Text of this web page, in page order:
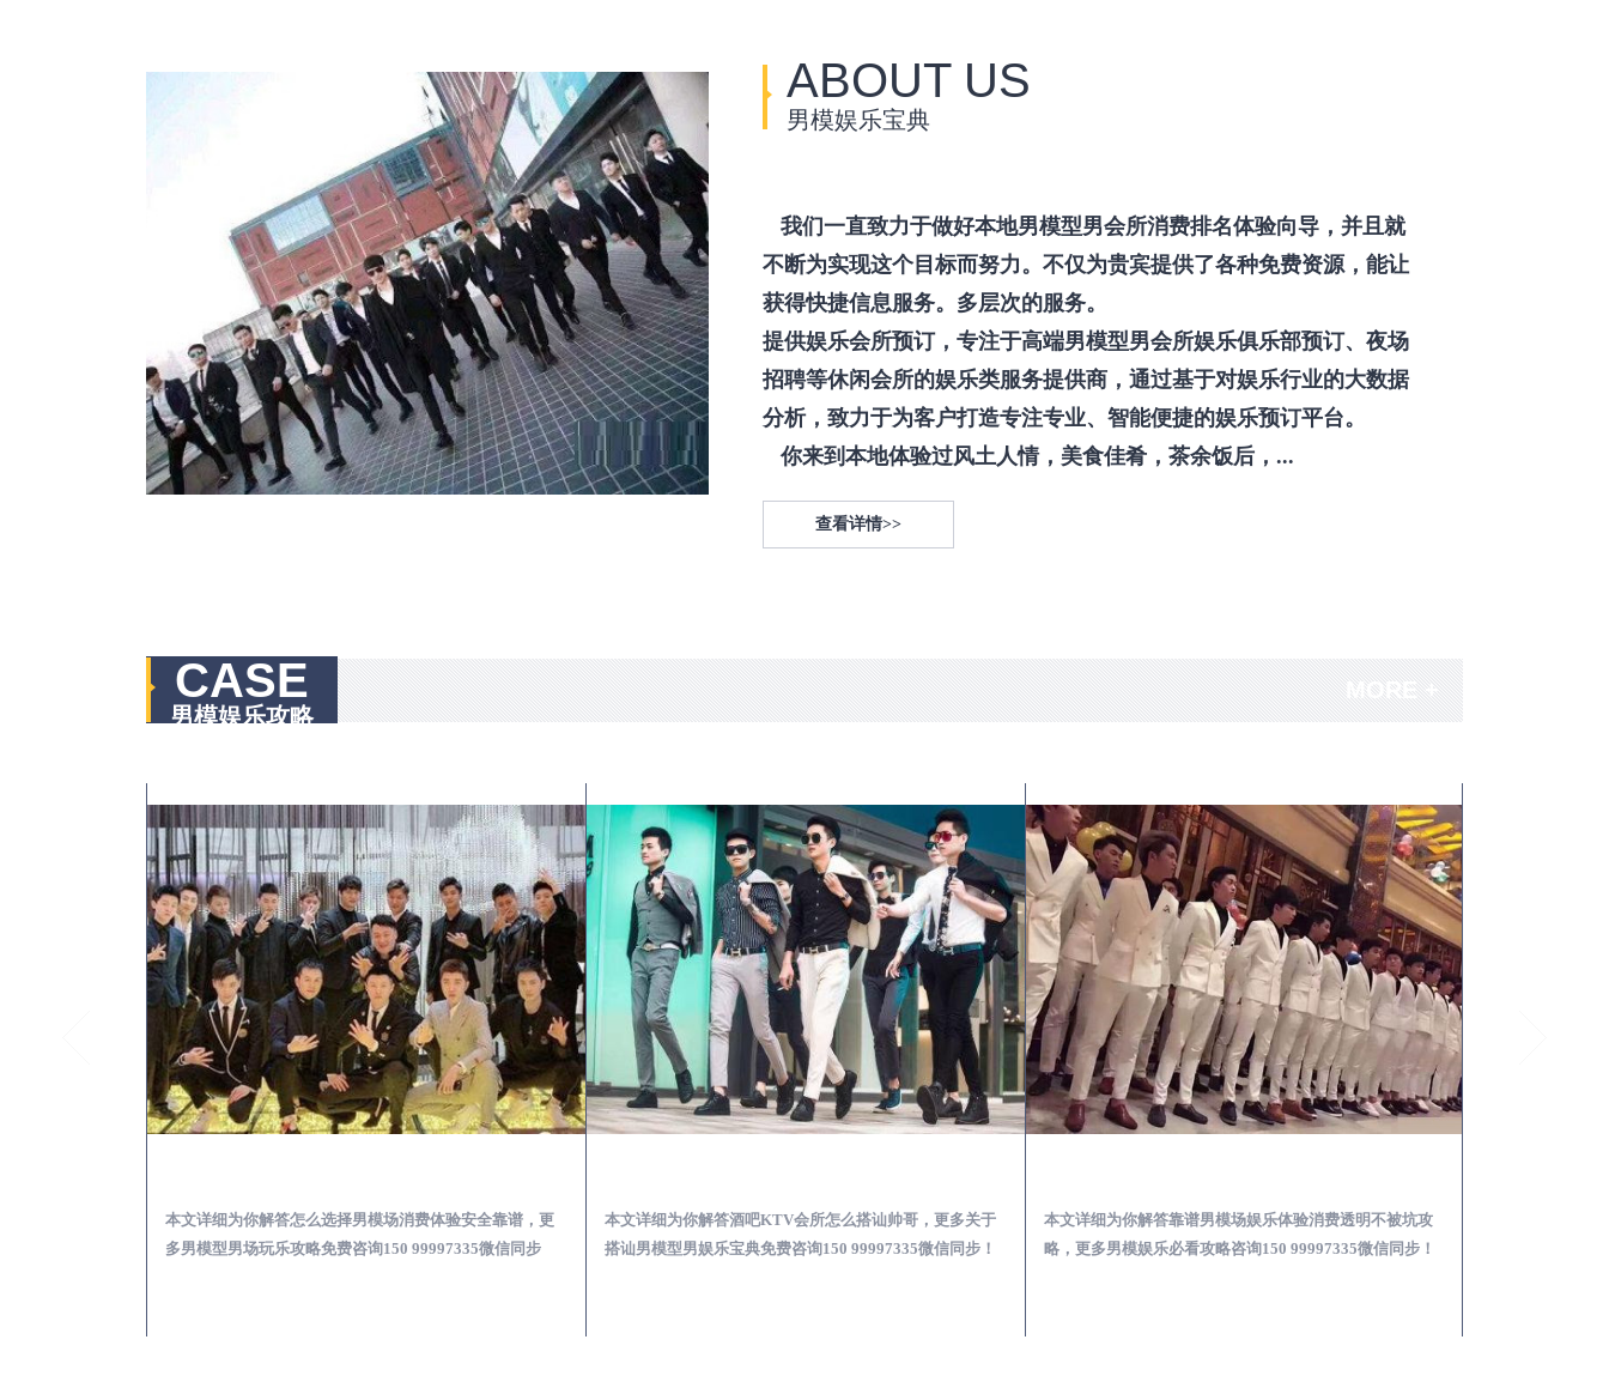
ABOUT US
男模娱乐宝典
我们一直致力于做好本地男模型男会所消费排名体验向导，并且就
不断为实现这个目标而努力。不仅为贵宾提供了各种免费资源，能让
获得快捷信息服务。多层次的服务。
提供娱乐会所预订，专注于高端男模型男会所娱乐俱乐部预订、夜场
招聘等休闲会所的娱乐类服务提供商，通过基于对娱乐行业的大数据
分析，致力于为客户打造专注专业、智能便捷的娱乐预订平台。
你来到本地体验过风土人情，美食佳肴，茶余饭后，...
查看详情>>
CASE
男模娱乐攻略
本文详细为你解答怎么选择男模场消费体验安全靠谱，更
多男模型男场玩乐攻略免费咨询150 99997335微信同步
本文详细为你解答酒吧KTV会所怎么搭讪帅哥，更多关于
搭讪男模型男娱乐宝典免费咨询150 99997335微信同步！
本文详细为你解答靠谱男模场娱乐体验消费透明不被坑攻
略，更多男模娱乐必看攻略咨询150 99997335微信同步！